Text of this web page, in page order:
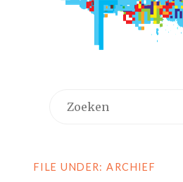
FILE UNDER: ARCHIEF